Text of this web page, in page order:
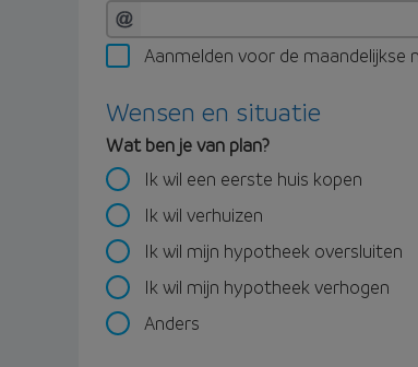
Aanmelden voor de maandelijkse
Wensen en situatie
Wat ben je van plan?
Ik wil een eerste huis kopen
Ik wil verhuizen
Ik wil mijn hypotheek oversluiten
Ik wil mijn hypotheek verhogen
Anders